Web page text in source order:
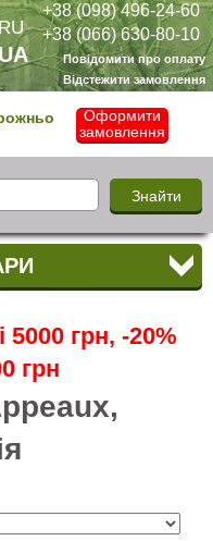
+38 (098) 496-24-60
+38 (066) 630-80-10
Повідомити про оплату
Відстежити замовлення
RU
Оформити
замовлення
грн, -20%
грн